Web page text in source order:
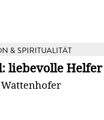
& SPIRITUALITÄT
liebevolle Helfer